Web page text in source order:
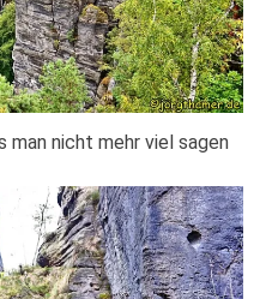
man nicht mehr viel sagen